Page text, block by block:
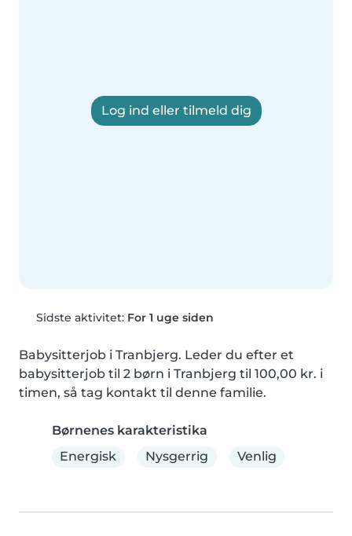
Log ind eller tilmeld dig
Sidste aktivitet: For 1 uge siden
Babysitterjob i Tranbjerg. Leder du efter et
babysitterjob til 2 børn i Tranbjerg til 100,00 kr. i
timen, så tag kontakt til denne familie.
Børnenes karakteristika
Energisk
Nysgerrig Venlig